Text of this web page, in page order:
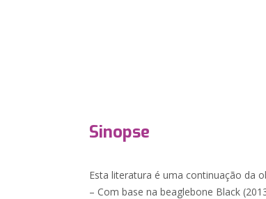
Sinopse
Esta literatura é uma continuação da
– Com base na beaglebone Black